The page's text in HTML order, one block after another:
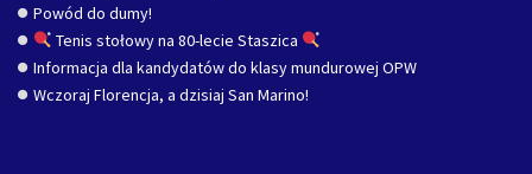
Powód do dumy!
Tenis stołowy na 80-lecie Staszica
Informacja dla kandydatów do klasy mundurowej OPW
Wczoraj Florencja, a dzisiaj San Marino!